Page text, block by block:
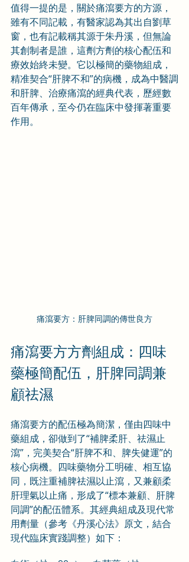
值得一提的是，關於痛瀉要方的方源，
雖有不同記載，有醫家認為其出自劉草
窗，也有記載稱其源于朱丹溪，但無論
其創制者是誰，這劑方劑的核心配伍和
療效始終未變。它以極簡的藥物組成，
精准契合“肝脾不和”的病機，成為中醫調
和肝脾、治療痛瀉的經典代表，歷經數
百年傳承，至今仍在臨床中發揮著重要
作用。
痛瀉要方：肝脾同調的傳世良方
痛瀉要方方劑組成：四味
藥極簡配伍，肝脾同調兼
顧祛濕
痛瀉要方的配伍極為簡潔，僅由四味中
藥組成，卻做到了“補脾柔肝、祛濕止
瀉”，完美契合“肝脾不和、脾失健運”的
核心病機。四味藥物分工明確、相互協
同，既注重補脾祛濕以止瀉，又兼顧柔
肝理氣以止痛，形成了“標本兼顧、肝脾
同調”的配伍體系。其經典組成及現代常
用劑量（參考《丹溪心法》原文，結合
現代臨床實踐調整）如下：